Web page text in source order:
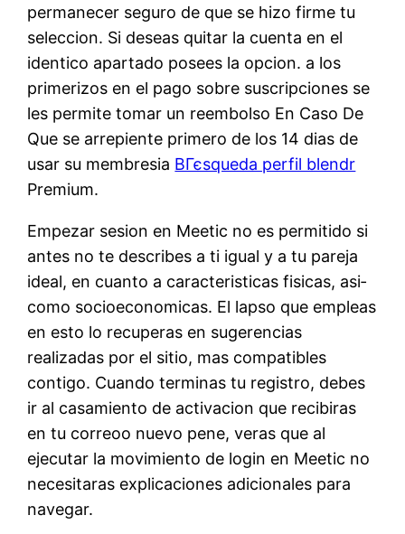
permanecer seguro de que se hizo firme tu
seleccion. Si deseas quitar la cuenta en el
identico apartado posees la opcion. a los
primerizos en el pago sobre suscripciones se
les permite tomar un reembolso En Caso De
Que se arrepiente primero de los 14 dias de
usar su membresia BГєsqueda perfil blendr
Premium.
Empezar sesion en Meetic no es permitido si
antes no te describes a ti igual y a tu pareja
ideal, en cuanto a caracteristicas fisicas, asi­
como socioeconomicas. El lapso que empleas
en esto lo recuperas en sugerencias
realizadas por el sitio, mas compatibles
contigo. Cuando terminas tu registro, debes
ir al casamiento de activacion que recibiras
en tu correoo nuevo pene, veras que al
ejecutar la movimiento de login en Meetic no
necesitaras explicaciones adicionales para
navegar.